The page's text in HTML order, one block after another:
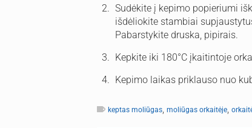
Sudėkite į kepimo popieriumi
išdėliokite stambiai
Pabarstykite druska, pipirais.
Kepkite iki 180°C įkaitintoje
Kepimo laikas priklauso nuo
keptas moliūgas, moliūgas orkaitėje,